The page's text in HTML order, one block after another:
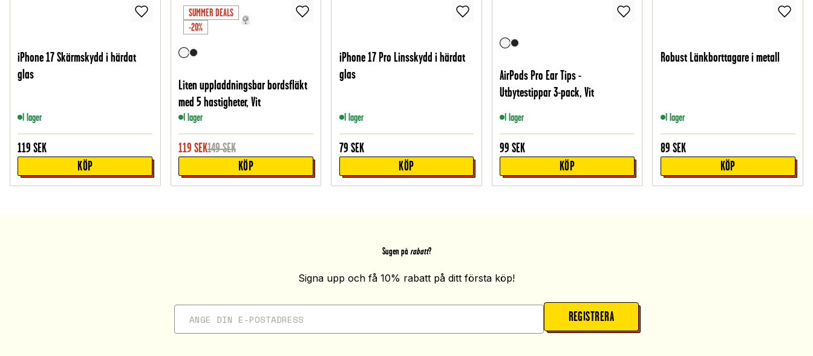
iPhone 17 Skärmskydd i härdat
glas
I lager
119 SEK
KÖP
SUMMER DEALS
-20%
Liten uppladdningsbar bordsfläkt
med 5 hastigheter, Vit
I lager
119 SEK149SEK
KÖP
iPhone 17 Pro Linsskydd i härdat
glas
I lager
79 SEK
KÖP
AirPods Pro Ear Tips -
Utbytestippar 3-pack, Vit
I lager
99 SEK
KÖP
Robust Länkborttagare i metall
I lager
89 SEK
KÖP
Sugen på rabatt?
Signa upp och få 10% rabatt på ditt första köp!
REGISTRERA